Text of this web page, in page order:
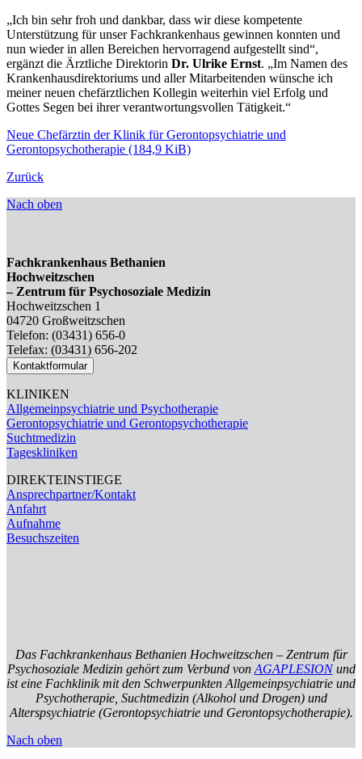
„Ich bin sehr froh und dankbar, dass wir diese kompetente
Unterstützung für unser Fachkrankenhaus gewinnen konnten und
nun wieder in allen Bereichen hervorragend aufgestellt sind“,
ergänzt die Ärztliche Direktorin Dr. Ulrike Ernst. „Im Namen des
Krankenhausdirektoriums und aller Mitarbeitenden wünsche ich
meiner neuen chefärztlichen Kollegin weiterhin viel Erfolg und
Gottes Segen bei ihrer verantwortungsvollen Tätigkeit.“
Neue Chefärztin der Klinik für Gerontopsychiatrie und
Gerontopsychotherapie (184,9 KiB)
Zurück
Nach oben
Fachkrankenhaus Bethanien
Hochweitzschen
– Zentrum für Psychosoziale Medizin
Hochweitzschen 1
04720 Großweitzschen
Telefon: (03431) 656-0
Telefax: (03431) 656-202
Kontaktformular
KLINIKEN
Allgemeinpsychiatrie und Psychotherapie
Gerontopsychiatrie und Gerontopsychotherapie
Suchtmedizin
Tageskliniken
DIREKTEINSTIEGE
Ansprechpartner/Kontakt
Anfahrt
Aufnahme
Besuchszeiten
Das Fachkrankenhaus Bethanien Hochweitzschen – Zentrum für
Psychosoziale Medizin gehört zum Verbund von AGAPLESIONund
ist eine Fachklinik mit den Schwerpunkten Allgemeinpsychiatrie und
Psychotherapie, Suchtmedizin (Alkohol und Drogen) und
Alterspsychiatrie (Gerontopsychiatrie und Gerontopsychotherapie).
Nach oben